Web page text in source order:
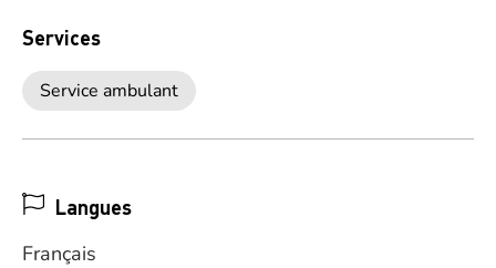
Services
Service ambulant
Langues
Français